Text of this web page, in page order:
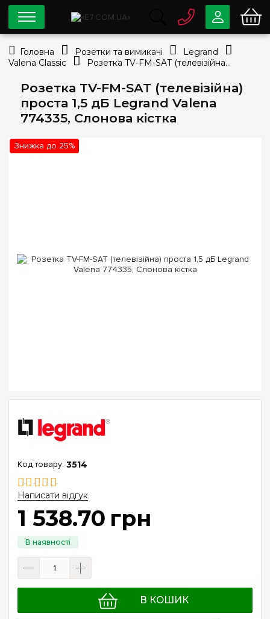
Розетка TV-FM-SAT (телевізійна)
проста 1,5 дБ Legrand Valena
774335, Слонова кістка
Знижка до 25%
3514
Написати відгук
1 538.70 грн
В КОШИК
0 80033-63-07
Безкоштовно
info@e7.com.ua
044 334-79-78
Viber Telegram
Головна Розетки та вимикачі
Legrand
Valena Classic
Розетка TV-FM-SAT (телевізійна) проста 1,5 дБ Legrand Valena 774335, Слонова кістка